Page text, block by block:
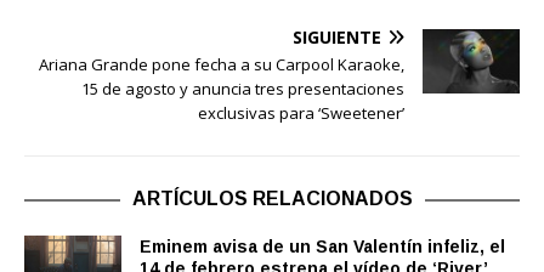
SIGUIENTE
Ariana Grande pone fecha a su Carpool Karaoke,
15 de agosto y anuncia tres presentaciones
exclusivas para ‘Sweetener’
ARTÍCULOS RELACIONADOS
Eminem avisa de un San Valentín infeliz, el